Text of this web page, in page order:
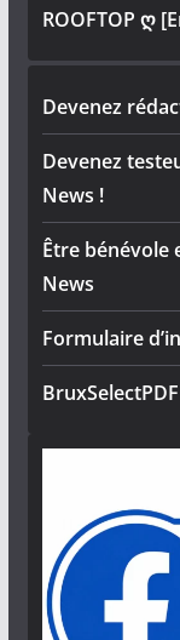
ROOFTOP ღ
Devenez
Devenez
News !
Être bénévole
News
Formulaire
BruxSelectPDF